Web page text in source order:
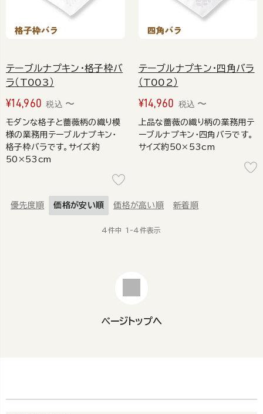
テーブルナプキン・格子枠バ
ラ（T003）
¥14,960 税込 〜
モダンな格子と薔薇柄の織り模
様の業務用テーブルナプキン・
格子枠バラです。サイズ約
50×53cm
テーブルナプキン・四角バラ
（T002）
¥14,960 税込 〜
上品な薔薇の織り柄の業務用テ
ーブルナプキン・四角バラです。
サイズ約50×53cm
優先度順 価格が安い順 価格が高い順 新着順
4件中 1 -4件表示
ページトップへ